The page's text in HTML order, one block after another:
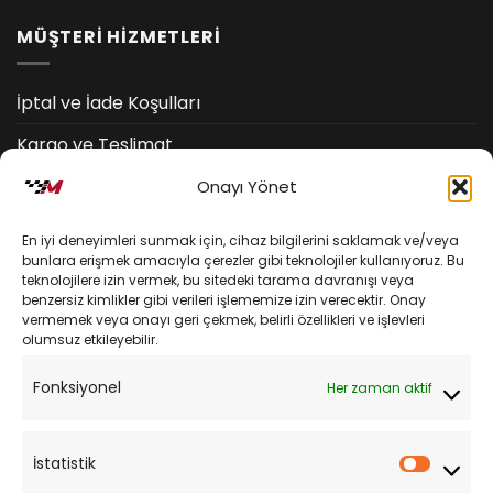
Onayı Yönet
En iyi deneyimleri sunmak için, cihaz bilgilerini saklamak ve/veya
bunlara erişmek amacıyla çerezler gibi teknolojiler kullanıyoruz. Bu
teknolojilere izin vermek, bu sitedeki tarama davranışı veya
benzersiz kimlikler gibi verileri işlememize izin verecektir. Onay
vermemek veya onayı geri çekmek, belirli özellikleri ve işlevleri
olumsuz etkileyebilir.
Fonksiyonel Her zaman aktif
İstatistik
MÜŞTERİ HİZMETLERİ
İptal ve İade Koşulları
Kargo ve Teslimat
Kişisel Verilerin Korunması
YARDIM
Müşteri Hizmetleri
Sipariş Takibi